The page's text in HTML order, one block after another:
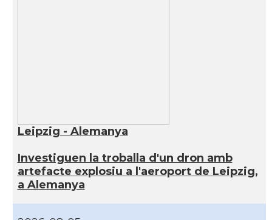
Leipzig - Alemanya
Investiguen la troballa d'un dron amb
artefacte explosiu a l'aeroport de Leipzig,
a Alemanya